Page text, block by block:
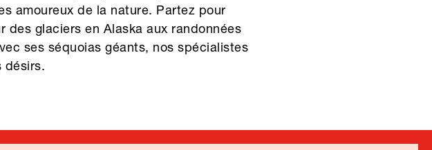
amoureux de la nature. Partez pour
glaciers en Alaska aux randonnées
ses séquoias géants, nos spécialistes
désirs.